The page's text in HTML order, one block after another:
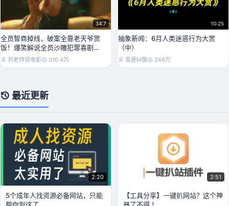
34:7
全员智商掉线，破案全靠老天爷赏
饭！爆笑解说全员沙雕犯罪喜剧
《低智商犯罪》
刘老师说电影 310.4万
10:25
抽象新闻：6月人类迷惑行为大赏
（中）
我是M菌 268万
最近更新
2:20
5个成年人找资源必备网站，只能
2:51
【工具分享】一键扒网站？这个神